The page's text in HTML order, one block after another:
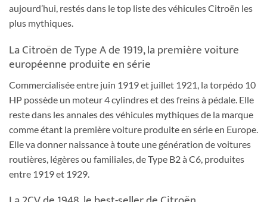
aujourd’hui, restés dans le top liste des véhicules Citroën les
plus mythiques.
La Citroën de Type A de 1919, la première voiture
européenne produite en série
Commercialisée entre juin 1919 et juillet 1921, la torpédo 10
HP possède un moteur 4 cylindres et des freins à pédale. Elle
reste dans les annales des véhicules mythiques de la marque
comme étant la première voiture produite en série en Europe.
Elle va donner naissance à toute une génération de voitures
routières, légères ou familiales, de Type B2 à C6, produites
entre 1919 et 1929.